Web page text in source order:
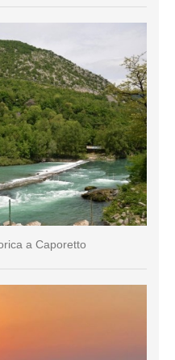
a Caporetto